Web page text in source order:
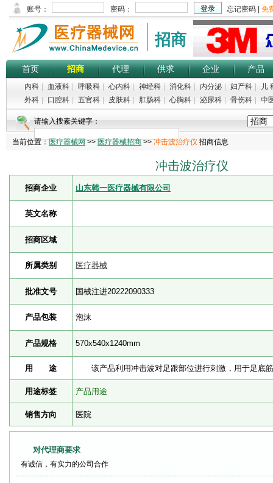
招商
首页 招商 代理 供求 企业 产品
内科 血液科 呼吸科 心内科 神经科 消化科 内分泌 妇产科
儿
外科
口腔科 五官科 皮肤科 肛肠科 心胸科 泌尿科 骨伤科 中
请输入搜素关键字：
当前位置：医疗器械网>>医疗器械招商>>冲击波治疗仪 招商信息
冲击波治疗仪
招商企业 山东韩一医疗器械有限公司
英文名称
招商区域
所属类别 医疗器械
批准文号 国械注进20222090333
产品包装 泡沫
产品规格 570x540x1240mm
用 途 该产品利用冲击波对足跟部位进行刺激，用于足底
用途标签 产品用途
销售方向 医院
对代理商要求
有诚信，有实力的公司合作